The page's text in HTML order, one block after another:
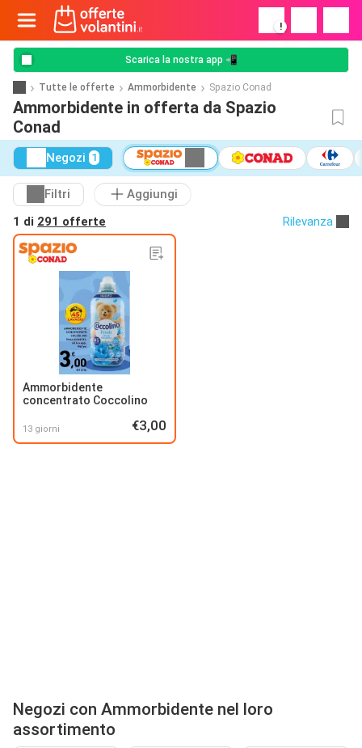
!
Scarica la nostra app 📲
Tutte le offerte Ammorbidente Spazio Conad
Ammorbidente in offerta da Spazio
Conad
Negozi 1
Filtri
Aggiungi
1 di 291 offerte Rilevanza
Ammorbidente
concentrato Coccolino
13 giorni €3,00
Negozi con Ammorbidente nel loro
assortimento